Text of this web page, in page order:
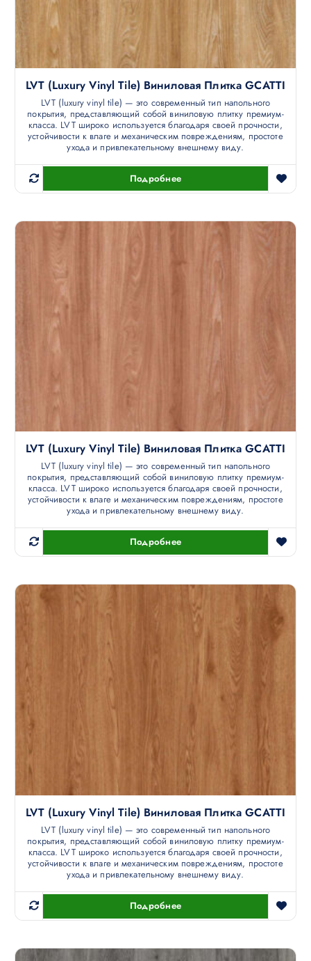
LVT (luxury Vinyl Tile) Виниловая Плитка GCATTI
LVT (luxury vinyl tile) — это современный тип напольного
покрытия, представляющий собой виниловую плитку премиум-
класса. LVT широко используется благодаря своей прочности,
устойчивости к влаге и механическим повреждениям, простоте
ухода и привлекательному внешнему виду.
Подробнее
LVT (luxury Vinyl Tile) Виниловая Плитка GCATTI
LVT (luxury vinyl tile) — это современный тип напольного
покрытия, представляющий собой виниловую плитку премиум-
класса. LVT широко используется благодаря своей прочности,
устойчивости к влаге и механическим повреждениям, простоте
ухода и привлекательному внешнему виду.
Подробнее
LVT (luxury Vinyl Tile) Виниловая Плитка GCATTI
LVT (luxury vinyl tile) — это современный тип напольного
покрытия, представляющий собой виниловую плитку премиум-
класса. LVT широко используется благодаря своей прочности,
устойчивости к влаге и механическим повреждениям, простоте
ухода и привлекательному внешнему виду.
Подробнее